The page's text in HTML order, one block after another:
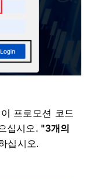
프로모션 코드
십시오. "3개의
십시오.